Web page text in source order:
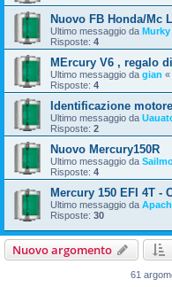
Nuovo FB Honda/Mc
Ultimo messaggio da Murky
Risposte: 4
MErcury V6 , regalo
Ultimo messaggio da gian «
Risposte: 4
Identificazione
Ultimo messaggio da
Risposte: 2
Nuovo Mercury150R
Ultimo messaggio da
Risposte: 4
Mercury 150 EFI 4T -
Ultimo messaggio da
Risposte: 30
Nuovo argomento
61